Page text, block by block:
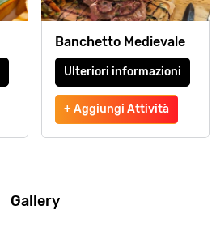
Banchetto Medievale
Ulteriori informazioni
+ Aggiungi Attività
Gallery